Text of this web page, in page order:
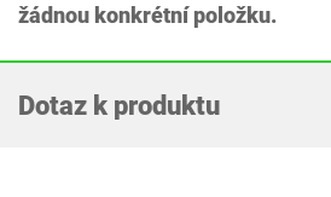
žádnou konkrétní položku.
Dotaz k produktu